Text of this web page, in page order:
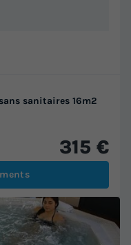
sanitaires 16m2
315 €